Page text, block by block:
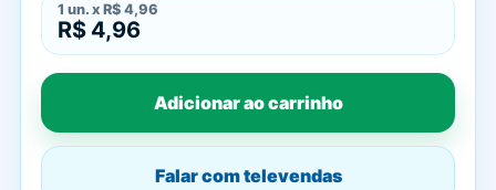
1 un. x R$ 4,96
R$ 4,96
Adicionar ao carrinho
Falar com televendas